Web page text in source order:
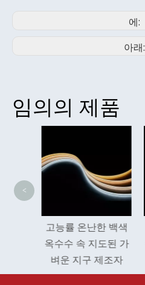
에:
아래:
임의의 제품
고능률 온난한 백색
옥수수 속 지도된 가
벼운 지구 제조자
<